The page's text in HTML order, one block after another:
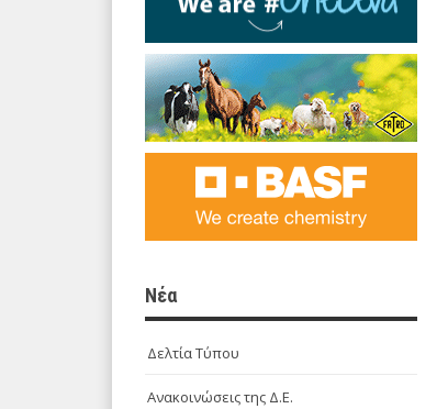
Νέα
Δελτία Τύπου
Ανακοινώσεις της Δ.Ε.